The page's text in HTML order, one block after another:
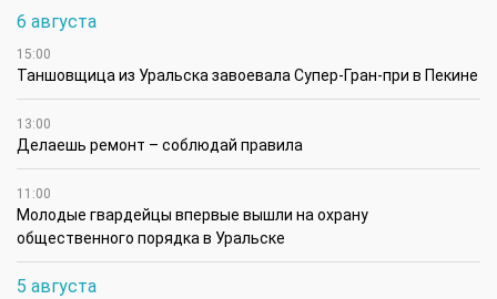
6 августа
15:00
Таншовщица из Уральска завоевала Супер-Гран-при в Пекине
13:00
Делаешь ремонт – соблюдай правила
11:00
Молодые гвардейцы впервые вышли на охрану
общественного порядка в Уральске
5 августа